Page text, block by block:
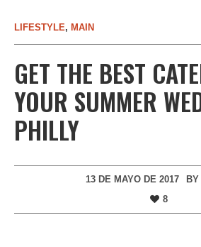
LIFESTYLE, MAIN
GET THE BEST
YOUR SUMMER
PHILLY
13 DE MAYO DE 2017 BY
8